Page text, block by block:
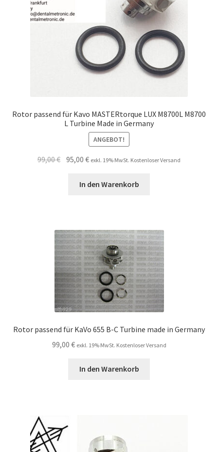
Rotor passend für Kavo MASTERtorque LUX M8700L M8700
L Turbine Made in Germany
ANGEBOT!
99,00€ Ursprünglicher
95,00€Aktueller
ist:
exkl. 19% MwSt. Kostenloser Versand
In den Warenkorb
Rotor passend für KaVo 655 B-C Turbine made in Germany
99,00 € exkl. 19% MwSt. Kostenloser Versand
In den Warenkorb